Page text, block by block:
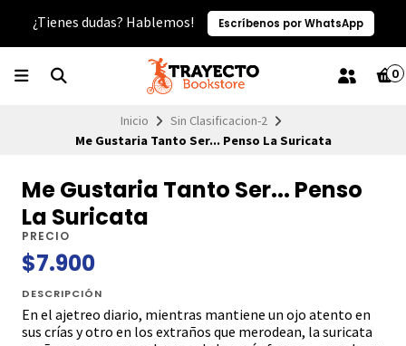
¿Tienes dudas? Hablemos! Escríbenos por WhatsApp
0
Inicio
Sin Clasificacion-2
Me Gustaria Tanto Ser... Penso La Suricata
Me Gustaria Tanto Ser... Penso
La Suricata
PRECIO
$7.900
DESCRIPCIÓN
En el ajetreo diario, mientras mantiene un ojo atento en
sus crías y otro en los extraños que merodean, la suricata